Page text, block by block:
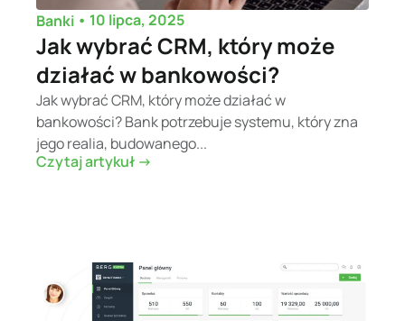
Banki • 10 lipca, 2025
Jak wybrać CRM, który może
działać w bankowości?
Jak wybrać CRM, który może działać w
bankowości? Bank potrzebuje systemu, który zna
jego realia, budowanego...
Czytaj artykuł ->